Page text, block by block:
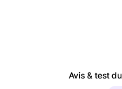
Avis & test